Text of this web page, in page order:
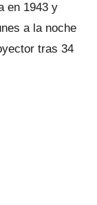
en 1943 y
a la noche
tras 34